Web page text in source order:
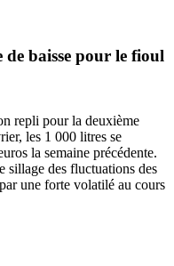
de baisse pour le fioul
repli pour la deuxième
les 1 000 litres se
la semaine précédente.
sillage des fluctuations des
une forte volatilé au cours